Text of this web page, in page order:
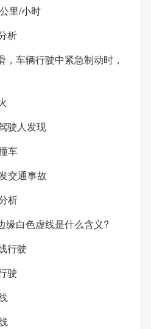
里/小时
析
，车辆行驶中紧急制动时，
驶人发现
车
交通事故
析
缘白色虚线是什么含义?
行驶
驶